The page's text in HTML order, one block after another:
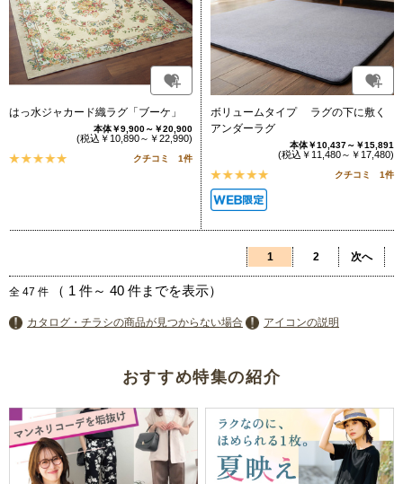
はっ水ジャカード織ラグ「ブーケ」
本体￥9,900～￥20,900
(税込￥10,890～￥22,990)
クチコミ 1件
ボリュームタイプ ラグの下に敷く
アンダーラグ
本体￥10,437～￥15,891
(税込￥11,480～￥17,480)
クチコミ 1件
1 2 次へ
全 47 件 （ 1 件～ 40 件までを表示）
カタログ・チラシの商品が見つからない場合 アイコンの説明
おすすめ特集の紹介